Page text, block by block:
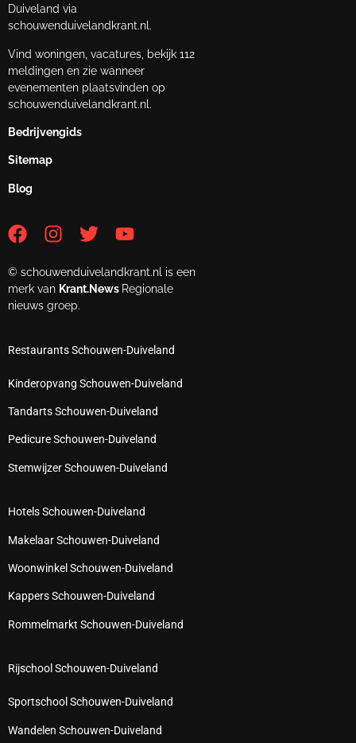
Duiveland via
schouwenduivelandkrant.nl.
Vind woningen, vacatures, bekijk 112
meldingen en zie wanneer
evenementen plaatsvinden op
schouwenduivelandkrant.nl.
Bedrijvengids
Sitemap
Blog
© schouwenduivelandkrant.nl is een
merk van Krant.News Regionale
nieuws groep.
Restaurants Schouwen-Duiveland
Kinderopvang Schouwen-Duiveland
Tandarts Schouwen-Duiveland
Pedicure Schouwen-Duiveland
Stemwijzer Schouwen-Duiveland
Hotels Schouwen-Duiveland
Makelaar Schouwen-Duiveland
Woonwinkel Schouwen-Duiveland
Kappers Schouwen-Duiveland
Rommelmarkt Schouwen-Duiveland
Rijschool Schouwen-Duiveland
Sportschool Schouwen-Duiveland
Wandelen Schouwen-Duiveland